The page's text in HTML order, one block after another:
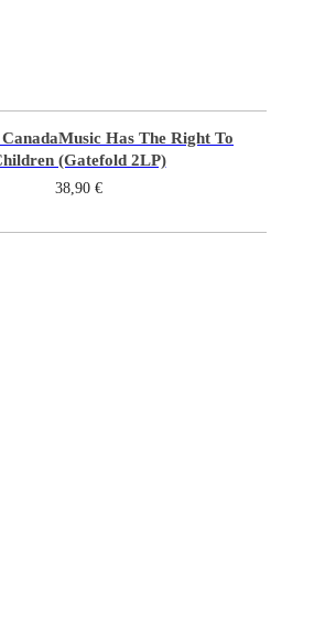
Music Has The Right To
(Gatefold 2LP)
38,90 €